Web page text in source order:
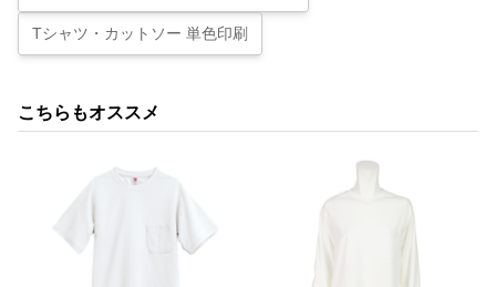
Tシャツ・カットソー 単色印刷
こちらもオススメ